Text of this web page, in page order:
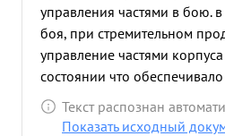
управления частями в бою.
боя, при стремительном
управление частями
состоянии что
корпуса, что сыграло
корпуса и переходе
Текст распознан
Показать исходный